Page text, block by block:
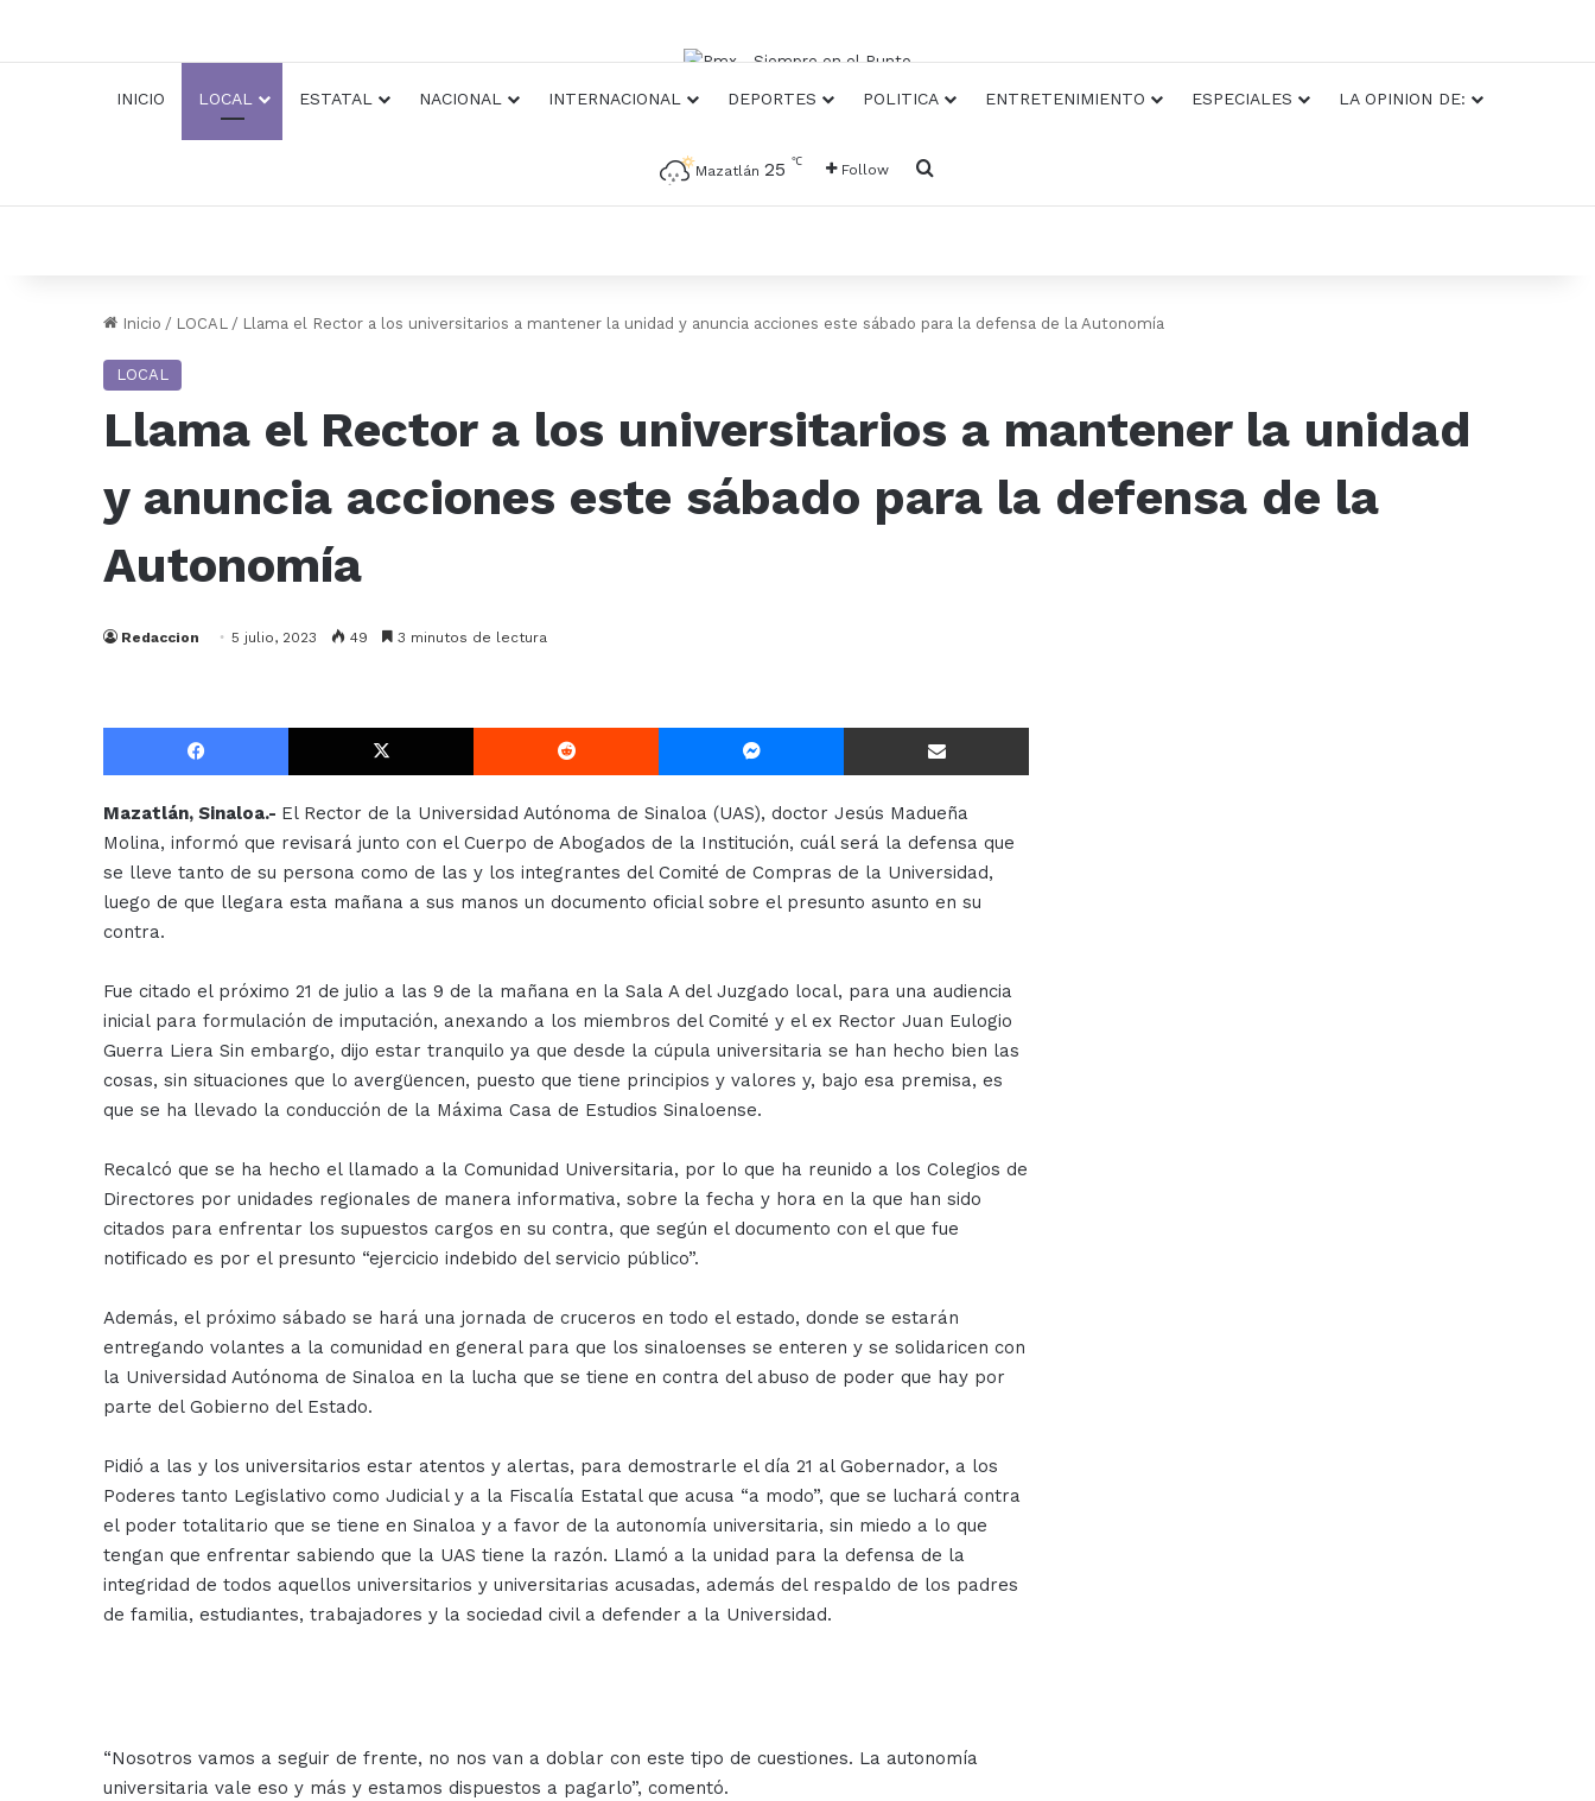
INICIO LOCAL ESTATAL NACIONAL INTERNACIONAL DEPORTES POLITICA ENTRETENIMIENTO ESPECIALES LA OPINION DE:
Mazatlán 25 ℃ Follow Busqueda
Inicio / LOCAL / Llama el Rector a los universitarios a mantener la unidad y anuncia acciones este sábado para la defensa de la Autonomía
LOCAL
Llama el Rector a los universitarios a mantener la unidad
y anuncia acciones este sábado para la defensa de la
Autonomía
Redaccion 5 julio, 2023 49 3 minutos de lectura
Facebook X Reddit Messenger Compartir Via E-mail
Mazatlán, Sinaloa.- El Rector de la Universidad Autónoma de Sinaloa (UAS), doctor Jesús Madueña
Molina, informó que revisará junto con el Cuerpo de Abogados de la Institución, cuál será la defensa que
se lleve tanto de su persona como de las y los integrantes del Comité de Compras de la Universidad,
luego de que llegara esta mañana a sus manos un documento oficial sobre el presunto asunto en su
contra.
Fue citado el próximo 21 de julio a las 9 de la mañana en la Sala A del Juzgado local, para una audiencia
inicial para formulación de imputación, anexando a los miembros del Comité y el ex Rector Juan Eulogio
Guerra Liera Sin embargo, dijo estar tranquilo ya que desde la cúpula universitaria se han hecho bien las
cosas, sin situaciones que lo avergüencen, puesto que tiene principios y valores y, bajo esa premisa, es
que se ha llevado la conducción de la Máxima Casa de Estudios Sinaloense.
Recalcó que se ha hecho el llamado a la Comunidad Universitaria, por lo que ha reunido a los Colegios de
Directores por unidades regionales de manera informativa, sobre la fecha y hora en la que han sido
citados para enfrentar los supuestos cargos en su contra, que según el documento con el que fue
notificado es por el presunto “ejercicio indebido del servicio público”.
Además, el próximo sábado se hará una jornada de cruceros en todo el estado, donde se estarán
entregando volantes a la comunidad en general para que los sinaloenses se enteren y se solidaricen con
la Universidad Autónoma de Sinaloa en la lucha que se tiene en contra del abuso de poder que hay por
parte del Gobierno del Estado.
Pidió a las y los universitarios estar atentos y alertas, para demostrarle el día 21 al Gobernador, a los
Poderes tanto Legislativo como Judicial y a la Fiscalía Estatal que acusa “a modo”, que se luchará contra
el poder totalitario que se tiene en Sinaloa y a favor de la autonomía universitaria, sin miedo a lo que
tengan que enfrentar sabiendo que la UAS tiene la razón. Llamó a la unidad para la defensa de la
integridad de todos aquellos universitarios y universitarias acusadas, además del respaldo de los padres
de familia, estudiantes, trabajadores y la sociedad civil a defender a la Universidad.
“Nosotros vamos a seguir de frente, no nos van a doblar con este tipo de cuestiones. La autonomía
universitaria vale eso y más y estamos dispuestos a pagarlo”, comentó.